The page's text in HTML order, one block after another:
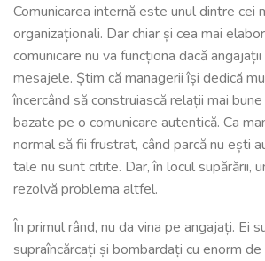
Comunicarea internă este unul dintre cei
organizaționali. Dar chiar și cea mai
comunicare nu va funcționa dacă
mesajele. Știm că managerii își dedică
încercând să construiască relații mai
bazate pe o comunicare autentică. Ca
normal să fii frustrat, când parcă nu ești
tale nu sunt citite. Dar, în locul supărării,
rezolvă problema altfel.
În primul rând, nu da vina pe angajați. Ei
supraîncărcați și bombardați cu enorm